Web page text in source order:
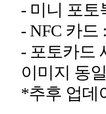
- 미니 포토
- NFC 카드
- 포토카드
이미지 동
*추후 업데